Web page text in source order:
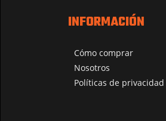
INFORMACIÓN
Cómo comprar
Nosotros
Políticas de privacidad